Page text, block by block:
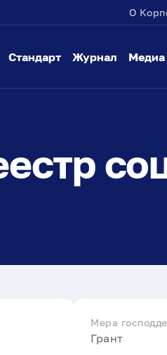
О
Стандарт Журнал Медиа
Мера
Грант